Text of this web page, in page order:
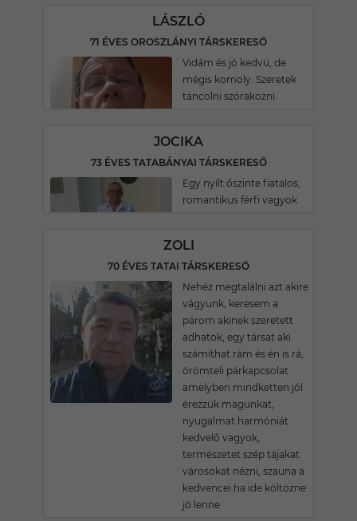
LÁSZLÓ
71 ÉVES OROSZLÁNYI TÁRSKERESŐ
Vidám és jó kedvü, de
mégis komoly. Szeretek
táncolni szórakozni.
JOCIKA
73 ÉVES TATABÁNYAI TÁRSKERESŐ
Egy nyílt őszinte fiatalos,
romantikus férfi vagyok
ZOLI
70 ÉVES TATAI TÁRSKERESŐ
Nehéz megtalálni azt akire
vágyunk, keresem a
párom akinek szeretett
adhatok, egy társat aki
számíthat rám és én is rá,
örömteli párkapcsolat
amelyben mindketten jól
érezzük magunkat,
nyugalmat harmóniát
kedvelő vagyok,
természetet szép tájakat
városokat nézni, szauna a
kedvencei.ha ide költözne
jó lenne